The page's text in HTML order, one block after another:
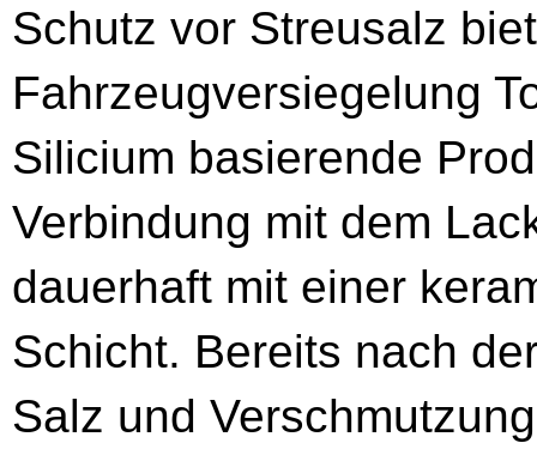
Schutz vor Streusalz
Fahrzeugversiegelung
Silicium basierende
Verbindung mit dem
dauerhaft mit einer
Schicht. Bereits nach
Salz und